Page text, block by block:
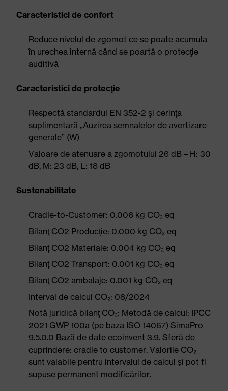
Caracteristici de confort
Reduce nivelul de zgomot ce se poate acumula
în urechea internă când se poartă o protecţie
auditivă
Caracteristici de protecţie
Respectă standardul EN 352-2 şi cerinţa
suplimentară „Auzirea semnalelor de avertizare
generale” (W)
Valoare de atenuare a zgomotului 26 dB – H: 30
dB, M: 23 dB, L: 18 dB
Sustenabilitate
Cradle-to-Customer: 0.006 kg CO₂ eq
Bilanţ CO2 Producţie: 0.000 kg CO₂ eq
Bilanţ CO2 Materiale: 0.004 kg CO₂ eq
Bilanţ CO2 Transport: 0.001 kg CO₂ eq
Bilanţ CO2 ambalaje: 0.001 kg CO₂ eq
Interval de calcul CO₂: 08/2024
Notă juridică bilanţ CO₂: Metodă de calcul: IPCC
2021 GWP 100a (pe baza ISO 14067) SimaPro
9.5.0.0 Bază de date ecoinvent 3.9. Sferă de
cuprindere: cradle to customer. Valorile CO₂
sunt valabile pentru intervalul de calcul și pot fi
supuse permanent modificărilor.